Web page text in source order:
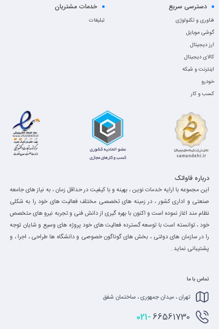
دسترسی سریع
فناوری و تکنولوژی
گوشی موبایل
ارز دیجیتال
کالای دیجیتال
اینترنت و شبکه
خودرو
کسب و کار
خدمات مشتریان
تبلیغات
درباره فاواتک
این مجموعه با ارایه خدمات نوین ، بهینه و با کیفیت در حداقل زمان ، به نیاز های جامعه
صنعتی و اداری کشور ، در زمینه های تخصصی مختلف فعالیت های خود را به شکلی
نظام مند اغاز نموده است و اکنون با بهره گیری از دانش فنی و تجربه نیرو های متخصص
خود ، توانسته است با توسعه گسترده فعالیت های خود پروژه های وسیع و شایان توجه
را در سازمان های دولتی ، بخش های گوناگون خصوصی و دانشگاه ها طراحی ، اجرا ، و
پشتیبانی نماید .
تماس با ما
تهران ، میدان جمهوری ، ساختمان شفق
021-66561730